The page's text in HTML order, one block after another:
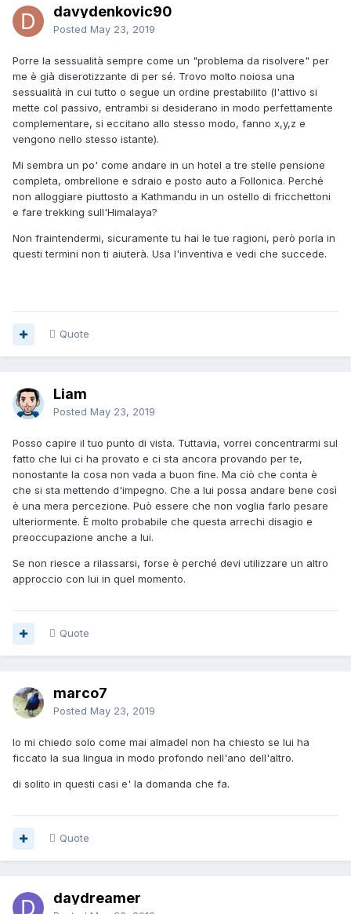
davydenkovic90
Posted May 23, 2019
Porre la sessualità sempre come un "problema da risolvere" per
me è già diserotizzante di per sé. Trovo molto noiosa una
sessualità in cui tutto o segue un ordine prestabilito (l'attivo si
mette col passivo, entrambi si desiderano in modo perfettamente
complementare, si eccitano allo stesso modo, fanno x,y,z e
vengono nello stesso istante).
Mi sembra un po' come andare in un hotel a tre stelle pensione
completa, ombrellone e sdraio e posto auto a Follonica. Perché
non alloggiare piuttosto a Kathmandu in un ostello di fricchettoni
e fare trekking sull'Himalaya?
Non fraintendermi, sicuramente tu hai le tue ragioni, però porla in
questi termini non ti aiuterà. Usa l'inventiva e vedi che succede.
Quote
Liam
Posted May 23, 2019
Posso capire il tuo punto di vista. Tuttavia, vorrei concentrarmi sul
fatto che lui ci ha provato e ci sta ancora provando per te,
nonostante la cosa non vada a buon fine. Ma ciò che conta è
che si sta mettendo d'impegno. Che a lui possa andare bene così
è una mera percezione. Può essere che non voglia farlo pesare
ulteriormente. È molto probabile che questa arrechi disagio e
preoccupazione anche a lui.
Se non riesce a rilassarsi, forse è perché devi utilizzare un altro
approccio con lui in quel momento.
Quote
marco7
Posted May 23, 2019
Io mi chiedo solo come mai almadel non ha chiesto se lui ha
ficcato la sua lingua in modo profondo nell'ano dell'altro.
di solito in questi casi e' la domanda che fa.
Quote
daydreamer